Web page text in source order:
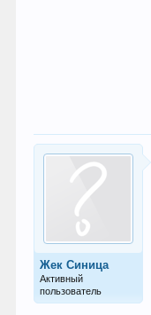
Жек Синица
Активный
пользователь